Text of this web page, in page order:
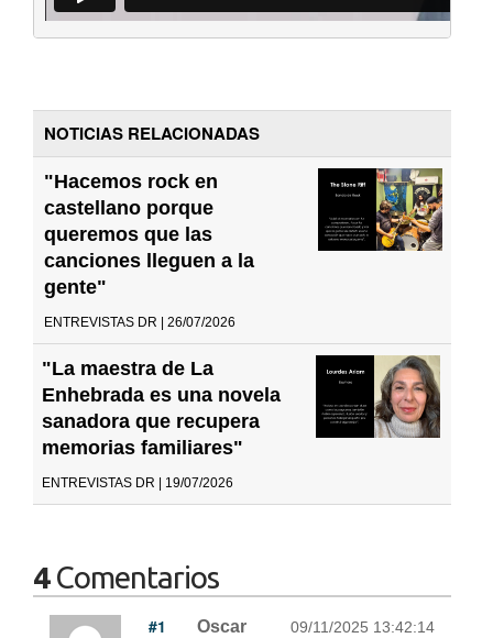
NOTICIAS RELACIONADAS
"Hacemos rock en
castellano porque
queremos que las
canciones lleguen a la
gente"
ENTREVISTAS DR | 26/07/2026
"La maestra de La
Enhebrada es una novela
sanadora que recupera
memorias familiares"
ENTREVISTAS DR | 19/07/2026
4Comentarios
#1 Oscar 09/11/2025 13:42:14